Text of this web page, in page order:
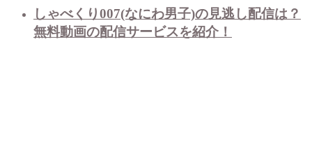
しゃべくり007(なにわ男子)の見逃し配信は？
無料動画の配信サービスを紹介！